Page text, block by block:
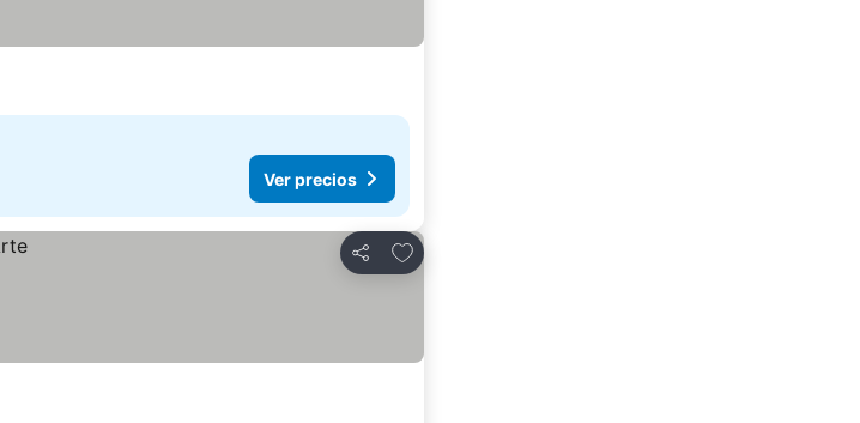
Ver precios
Compartir
Agregar a favoritos